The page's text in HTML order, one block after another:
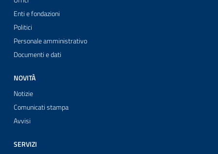
Enti e fondazioni
Politici
Personale amministrativo
Documenti e dati
NOVITÀ
Notizie
Comunicati stampa
Avvisi
SERVIZI